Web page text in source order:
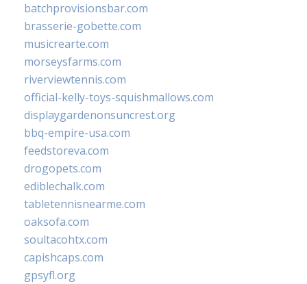
batchprovisionsbar.com
brasserie-gobette.com
musicrearte.com
morseysfarms.com
riverviewtennis.com
official-kelly-toys-squishmallows.com
displaygardenonsuncrest.org
bbq-empire-usa.com
feedstoreva.com
drogopets.com
ediblechalk.com
tabletennisnearme.com
oaksofa.com
soultacohtx.com
capishcaps.com
gpsyfl.org